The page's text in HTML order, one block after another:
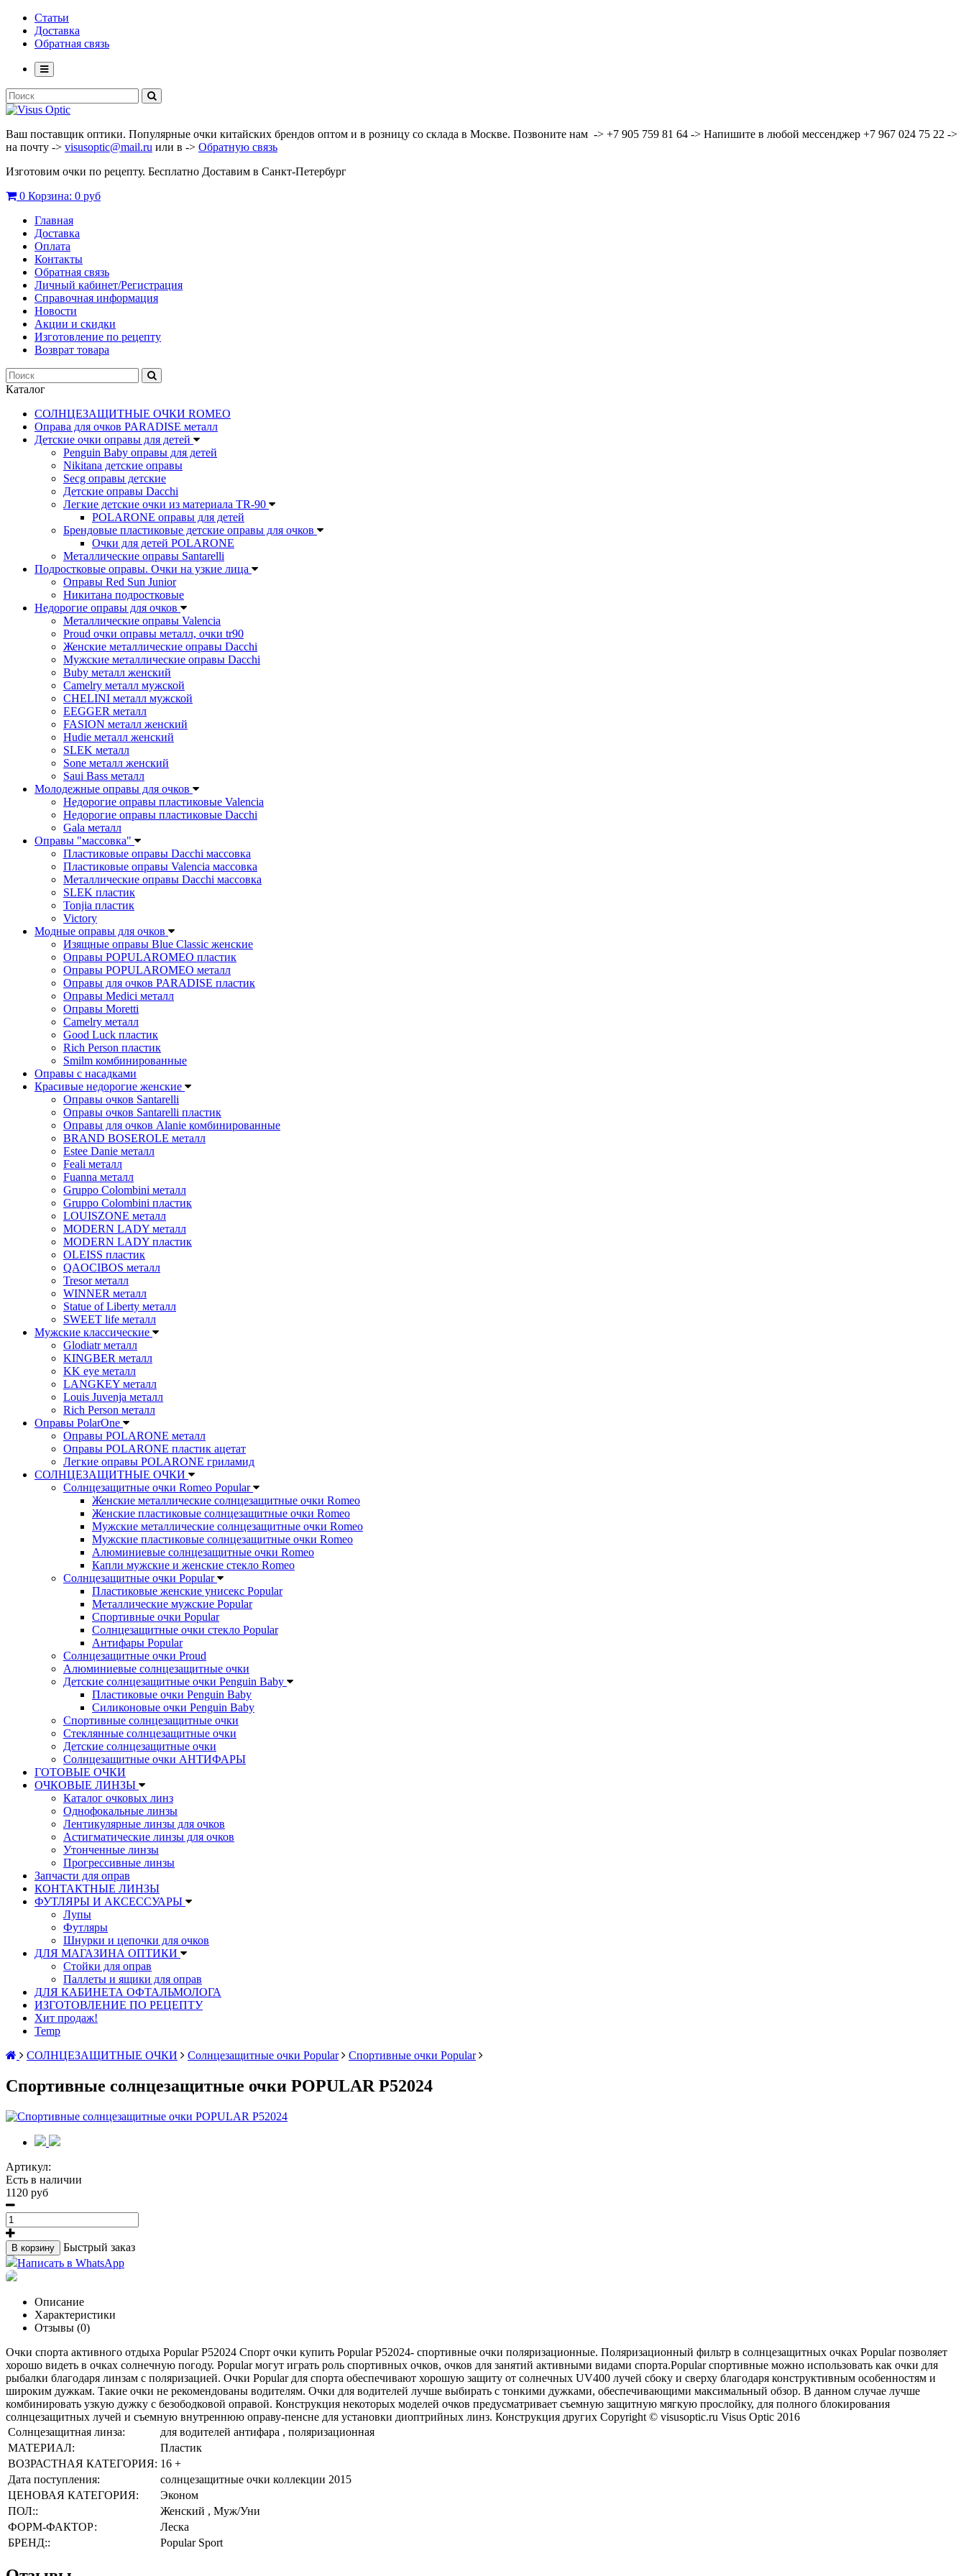
Статьи
Доставка
Обратная связь
Ваш поставщик оптики. Популярные очки китайских брендов оптом и в розницу со склада в Москве. Позвоните нам -> +7 905 759 81 64 -> Напишите в любой мессенджер +7 967 024 75 22 ->
на почту -> visusoptic@mail.ru или в -> Обратную связь
Изготовим очки по рецепту. Бесплатно Доставим в Санкт-Петербург
0 Корзина: 0 руб
Главная
Доставка
Оплата
Контакты
Обратная связь
Личный кабинет/Регистрация
Справочная информация
Новости
Акции и скидки
Изготовление по рецепту
Возврат товара
Каталог
СОЛНЦЕЗАЩИТНЫЕ ОЧКИ ROMEO
Оправа для очков PARADISE металл
Детские очки оправы для детей
Penguin Baby оправы для детей
Nikitana детские оправы
Secg оправы детские
Детские оправы Dacchi
Легкие детские очки из материала TR-90
POLARONE оправы для детей
Брендовые пластиковые детские оправы для очков
Очки для детей POLARONE
Металлические оправы Santarelli
Подростковые оправы. Очки на узкие лица
Оправы Red Sun Junior
Никитана подростковые
Недорогие оправы для очков
Металлические оправы Valencia
Proud очки оправы металл, очки tr90
Женские металлические оправы Dacchi
Мужские металлические оправы Dacchi
Buby металл женский
Camelry металл мужской
CHELINI металл мужской
EEGGER металл
FASION металл женский
Hudie металл женский
SLEK металл
Sone металл женский
Saui Bass металл
Молодежные оправы для очков
Недорогие оправы пластиковые Valencia
Недорогие оправы пластиковые Dacchi
Gala металл
Оправы "массовка"
Пластиковые оправы Dacchi массовка
Пластиковые оправы Valencia массовка
Металлические оправы Dacchi массовка
SLEK пластик
Tonjia пластик
Victory
Модные оправы для очков
Изящные оправы Blue Classic женские
Оправы POPULAROMEO пластик
Оправы POPULAROMEO металл
Оправы для очков PARADISE пластик
Оправы Medici металл
Оправы Moretti
Camelry металл
Good Luck пластик
Rich Person пластик
Smilm комбинированные
Оправы с насадками
Красивые недорогие женские
Оправы очков Santarelli
Оправы очков Santarelli пластик
Оправы для очков Alanie комбинированные
BRAND BOSEROLE металл
Estee Danie металл
Feali металл
Fuanna металл
Gruppo Colombini металл
Gruppo Colombini пластик
LOUISZONE металл
MODERN LADY металл
MODERN LADY пластик
OLEISS пластик
QAOCIBOS металл
Tresor металл
WINNER металл
Statue of Liberty металл
SWEET life металл
Мужские классические
Glodiatr металл
KINGBER металл
KK eye металл
LANGKEY металл
Louis Juvenja металл
Rich Person металл
Оправы PolarOne
Оправы POLARONE металл
Оправы POLARONE пластик ацетат
Легкие оправы POLARONE гриламид
СОЛНЦЕЗАЩИТНЫЕ ОЧКИ
Солнцезащитные очки Romeo Popular
Женские металлические солнцезащитные очки Romeo
Женские пластиковые солнцезащитные очки Romeo
Мужские металлические солнцезащитные очки Romeo
Мужские пластиковые солнцезащитные очки Romeo
Алюминиевые солнцезащитные очки Romeo
Капли мужские и женские стекло Romeo
Солнцезащитные очки Popular
Пластиковые женские унисекс Popular
Металлические мужские Popular
Спортивные очки Popular
Солнцезащитные очки стекло Popular
Aнтифары Popular
Солнцезащитные очки Proud
Алюминиевые солнцезащитные очки
Детские солнцезащитные очки Penguin Baby
Пластиковые очки Penguin Baby
Силиконовые очки Penguin Baby
Спортивные солнцезащитные очки
Стеклянные солнцезащитные очки
Детские солнцезащитные очки
Солнцезащитные очки АНТИФАРЫ
ГОТОВЫЕ ОЧКИ
ОЧКОВЫЕ ЛИНЗЫ
Каталог очковых линз
Однофокальные линзы
Лентикулярные линзы для очков
Астигматические линзы для очков
Утонченные линзы
Прогрессивные линзы
Запчасти для оправ
КОНТАКТНЫЕ ЛИНЗЫ
ФУТЛЯРЫ И АКСЕССУАРЫ
Лупы
Футляры
Шнурки и цепочки для очков
ДЛЯ МАГАЗИНА ОПТИКИ
Стойки для оправ
Паллеты и ящики для оправ
ДЛЯ КАБИНЕТА ОФТАЛЬМОЛОГА
ИЗГОТОВЛЕНИЕ ПО РЕЦЕПТУ
Хит продаж!
Temp
СОЛНЦЕЗАЩИТНЫЕ ОЧКИ
Солнцезащитные очки Popular Спортивные очки Popular
Спортивные солнцезащитные очки POPULAR P52024
Артикул:
Есть в наличии
1120 руб
В корзину
Быстрый заказ
Написать в WhatsApp
Описание
Характеристики
Отзывы (0)
Очки спорта активного отдыха Popular P52024 Спорт очки купить Popular P52024- спортивные очки поляризационные. Поляризационный фильтр в солнцезащитных очках Popular позволяет
хорошо видеть в очках солнечную погоду. Popular могут играть роль спортивных очков, очков для занятий активными видами спорта.Popular спортивные можно использовать как очки для
рыбалки благодаря линзам с поляризацией. Очки Popular для спорта обеспечивают хорошую защиту от солнечных UV400 лучей сбоку и сверху благодаря конструктивным особенностям и
широким дужкам. Такие очки не рекомендованы водителям. Очки для водителей лучше выбирать с тонкими дужками, обеспечивающими максимальный обзор. В данном случае лучше
комбинировать узкую дужку с безободковой оправой. Конструкция некоторых моделей очков предусматривает съемную защитную мягкую прослойку, для полного блокирования
солнцезащитных лучей и съемную внутреннюю оправу-пенсне для установки диоптрийных линз. Конструкция других Copyright © visusoptic.ru Visus Optic 2016
Солнцезащитная линза:
для водителей антифара , поляризационная
МАТЕРИАЛ:
Пластик
ВОЗРАСТНАЯ КАТЕГОРИЯ: 16 +
Дата поступления:
солнцезащитные очки коллекции 2015
ЦЕНОВАЯ КАТЕГОРИЯ:
Эконом
ПОЛ::
Женский , Муж/Уни
ФОРМ-ФАКТОР:
Леска
БРЕНД::
Popular Sport